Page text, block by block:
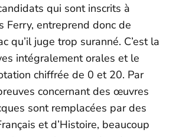
qui sont inscrits à
Ferry, entreprend donc de
qu’il juge trop suranné. C’est la
intégralement orales et le
chiffrée de 0 et 20. Par
concernant des œuvres
sont remplacées par des
et d’Histoire, beaucoup